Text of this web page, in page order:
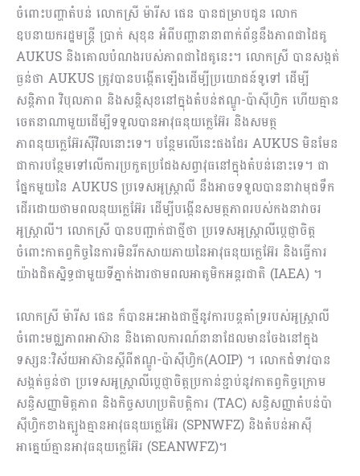
ចំពោះបញ្ហាតំបន់ លោកស្រី ម៉ារីស ផេន បានជម្រាបជូន លោក
ឧបនាយករដ្ឋមន្ត្រី ប្រាក់ សុខុន អំពីបញ្ហានានាពាក់ព័ន្ធនឹងភាពជាដៃគូ
AUKUS និងគោលបំណងរបស់ភាពជាដៃគូនេះ។ លោកស្រី បានសង្កត់
ធ្ងន់ថា AUKUS ត្រូវបានបង្កើតឡើងដើម្បីប្រយោជន៍ទូទៅ ដើម្បី
សន្តិភាព វិបុលភាព និងសន្តិសុខនៅក្នុងតំបន់ឥណ្ឌូ-ប៉ាស៊ីហ្វិក ហើយគ្មាន
ចេតនាណាមួយដើម្បីទទួលបានអាវុធនុយក្លេអ៊ែរ និងសមត្ថ
ភាពនុយក្លេអ៊ែរស៊ីវិលនោះទេ។ បន្ថែមលើនេះផងដែរ AUKUS មិនមែន
ជាការបន្ថែមទៅលើការប្រកួតប្រជែងសព្វាវុធនៅក្នុងតំបន់នោះទេ។ ជា
ផ្នែកមួយនៃ AUKUS ប្រទេសអូស្ត្រាលី នឹងអាចទទួលបាននាវាមុជទឹក
ដើរដោយថាមពលនុយក្លេអ៊ែរ ដើម្បីបង្កើនសមត្ថភាពរបស់កងនាវាចរ
អូស្ត្រាលី។ លោកស្រី បានបញ្ជាក់ជាថ្មីថា ប្រទេសអូស្ត្រាលីប្តេជ្ញាចិត្ត
ចំពោះកាតព្វកិច្ចនៃការមិនរីកសាយភាយនៃអាវុធនុយក្លេអ៊ែរ និងធ្វើការ
យ៉ាងជិតស្និទ្ធជាមួយទីភ្នាក់ងារថាមពលអាតូមិកអន្តរជាតិ (IAEA) ។
លោកស្រី ម៉ារីស ផេន ក៏បានអះអាងជាថ្មីនូវការបន្តគាំទ្ររបស់អូស្រ្តាលី
ចំពោះមជ្ឈភាពអាស៊ាន និងគោលការណ៍នានាដែលមានចែងនៅក្នុង
ទស្សនៈវិស័យអាស៊ានស្តីពីឥណ្ឌូ-ប៉ាស៊ីហ្វិក(AOIP) ។ លោកជំទាវបាន
សង្កត់ធ្ងន់ថា ប្រទេសអូស្ត្រាលីប្តេជ្ញាចិត្តប្រកាន់ខ្ជាប់នូវកាតព្វកិច្ចក្រោម
សន្ធិសញ្ញាមិត្តភាព និងកិច្ចសហប្រតិបត្តិការ (TAC) សន្ធិសញ្ញាតំបន់ប៉ា
ស៊ីហ្វិកខាងត្បូងគ្មានអាវុធនុយក្លេអ៊ែរ (SPNWFZ) និងតំបន់អាស៊ី
អាគ្នេយ៍គ្មានអាវុធនុយក្លេអ៊ែរ (SEANWFZ)។